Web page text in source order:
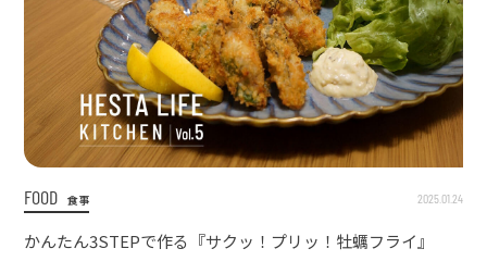
FOOD 食事 2025.01.24
かんたん3STEPで作る『サクッ！プリッ！牡蠣フライ』